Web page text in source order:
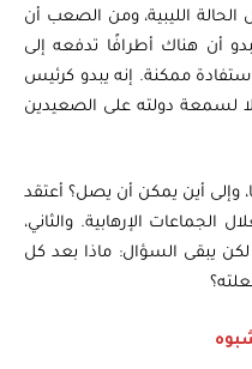
الليبية، ومن الصعب أن
أن هناك أطرافًا تدفعه إلى
ممكنة. إنه يبدو كرئيس
لسمعة دولته على الصعيدين
وإلى أين يمكن أن يصل؟ أعتقد
الإرهابية. والثاني،
يبقى السؤال: ماذا بعد كل